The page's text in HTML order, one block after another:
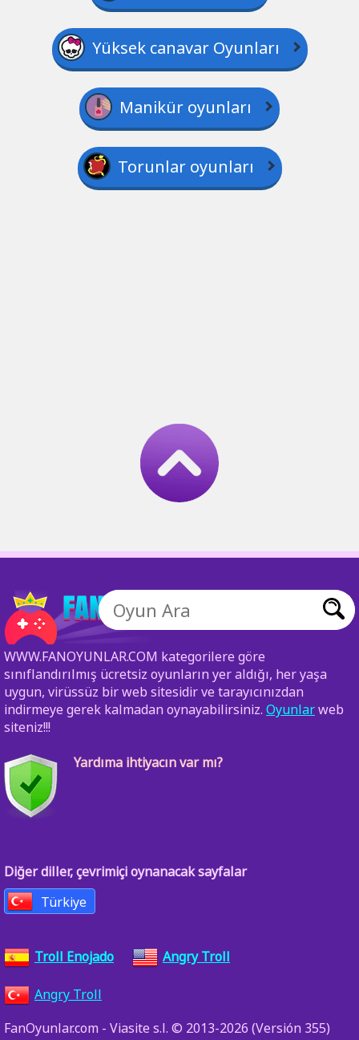
Yüksek canavar Oyunları
Manikür oyunları
Torunlar oyunları
WWW.FANOYUNLAR.COM kategorilere göre
sınıflandırılmış ücretsiz oyunların yer aldığı, her yaşa
uygun, virüssüz bir web sitesidir ve tarayıcınızdan
indirmeye gerek kalmadan oynayabilirsiniz. Oyunlarweb
siteniz!!!
Yardıma ihtiyacın var mı?
Diğer diller, çevrimiçi oynanacak sayfalar
Türkiye
Troll Enojado Angry Troll
Angry Troll
FanOyunlar.com - Viasite s.l. © 2013-2026 (Versión 355)